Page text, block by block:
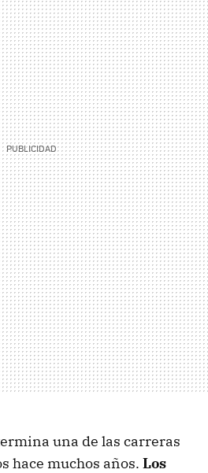
una de las carreras
hace muchos años. Los